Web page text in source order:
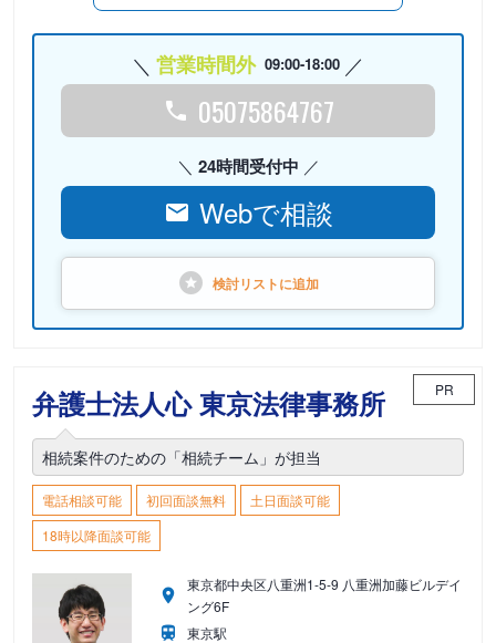
営業時間外 09:00-18:00
05075864767
24時間受付中
Webで相談
検討リストに追加
弁護士法人心 東京法律事務所 PR
相続案件のための「相続チーム」が担当
電話相談可能 初回面談無料
土日面談可能
18時以降面談可能
東京都中央区八重洲1-5-9 八重洲加藤ビルデイ
ング6F
東京駅